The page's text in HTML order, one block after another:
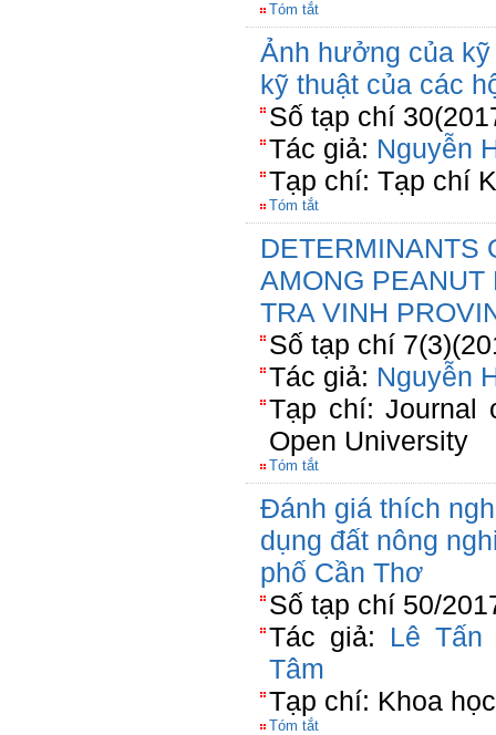
Tóm tắt
Ảnh hưởng của
kỹ thuật của các
Số tạp chí
Tác giả: Nguyễn
Tạp chí: Tạp chí
Tóm tắt
DETERMINANTS
AMONG PEANUT
TRA VINH
Số tạp chí
Tác giả: Nguyễn
Tạp chí: Journal
Open University
Tóm tắt
Đánh giá thích
dụng đất nông
phố Cần Thơ
Số tạp chí 50/
Tác giả: Lê Tấn
Tâm
Tạp chí: Khoa
Tóm tắt